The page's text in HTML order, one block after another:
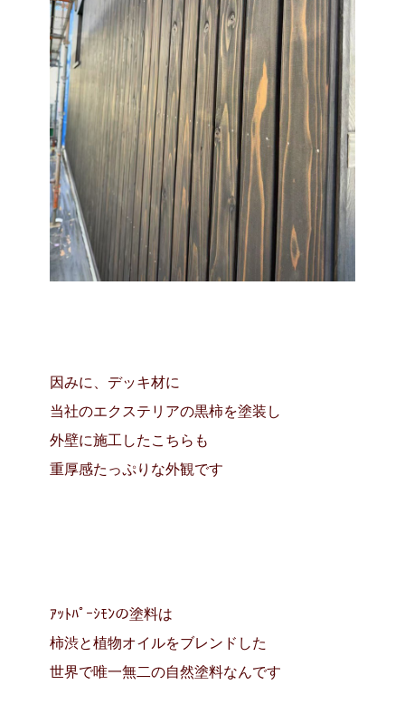
因みに、デッキ材に
当社のエクステリアの黒柿を塗装し
外壁に施工したこちらも
重厚感たっぷりな外観です
ｱｯﾄﾊﾟｰｼﾓﾝの塗料は
柿渋と植物オイルをブレンドした
世界で唯一無二の自然塗料なんです